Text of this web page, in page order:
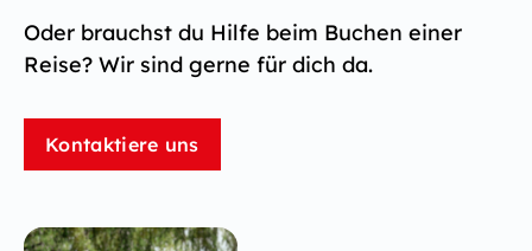
Oder brauchst du Hilfe beim Buchen einer
Reise? Wir sind gerne für dich da.
Kontaktiere uns